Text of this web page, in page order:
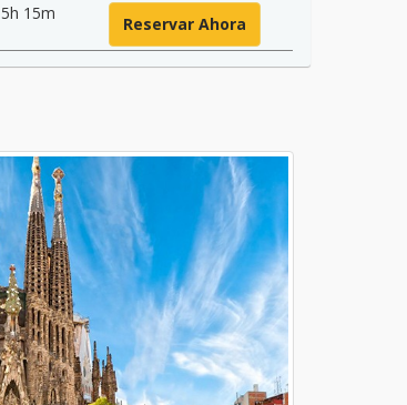
5h 15m
Reservar Ahora